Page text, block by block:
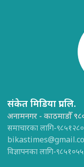
संकेत मिडिया प्रा.लि.
अनामनगर - काठमाडौँ
समाचारका लागि-
विज्ञापनका लागि-